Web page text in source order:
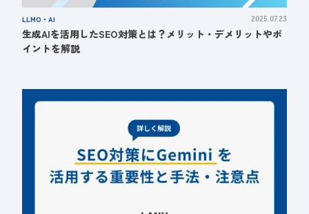
LLMO・AI 2025.07.23
生成AIを活用したSEO対策とは？メリット・デメリットやポ
イントを解説